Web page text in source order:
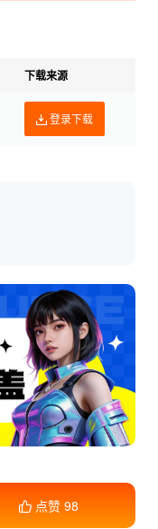
下载来源
登录下载
点赞 98